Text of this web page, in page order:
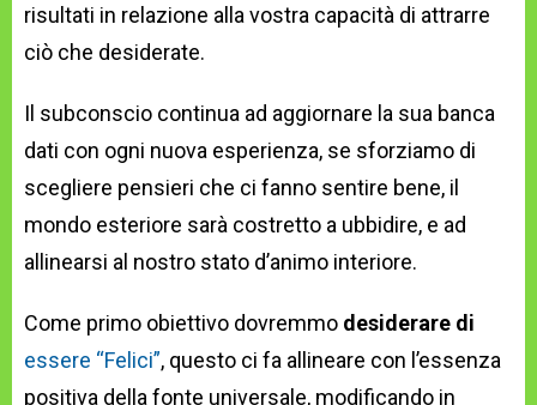
risultati in relazione alla vostra capacità di attrarre
ciò che desiderate.
Il subconscio continua ad aggiornare la sua banca
dati con ogni nuova esperienza, se sforziamo di
scegliere pensieri che ci fanno sentire bene, il
mondo esteriore sarà costretto a ubbidire, e ad
allinearsi al nostro stato d’animo interiore.
Come primo obiettivo dovremmo desiderare di
essere “Felici”, questo ci fa allineare con l’essenza
positiva della fonte universale, modificando in